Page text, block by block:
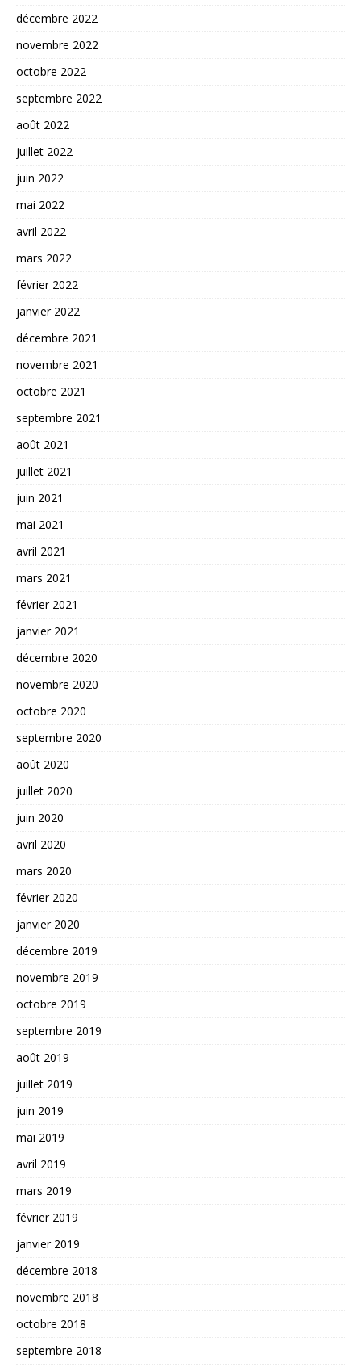
décembre 2022
novembre 2022
octobre 2022
septembre 2022
août 2022
juillet 2022
juin 2022
mai 2022
avril 2022
mars 2022
février 2022
janvier 2022
décembre 2021
novembre 2021
octobre 2021
septembre 2021
août 2021
juillet 2021
juin 2021
mai 2021
avril 2021
mars 2021
février 2021
janvier 2021
décembre 2020
novembre 2020
octobre 2020
septembre 2020
août 2020
juillet 2020
juin 2020
avril 2020
mars 2020
février 2020
janvier 2020
décembre 2019
novembre 2019
octobre 2019
septembre 2019
août 2019
juillet 2019
juin 2019
mai 2019
avril 2019
mars 2019
février 2019
janvier 2019
décembre 2018
novembre 2018
octobre 2018
septembre 2018